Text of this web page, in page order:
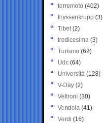
terremoto (402)
thyssenkrupp (3)
Tibet(2)
tredicesima (3)
Turismo (62)
Udc (64)
Università (128)
V-Day (2)
Veltroni (30)
Vendola (41)
Verdi (16)